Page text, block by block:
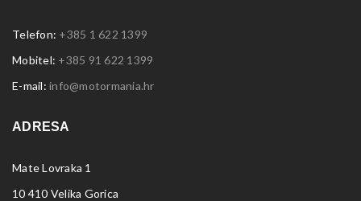
Telefon: +385 1 622 1399
Mobitel: +385 91 622 1399
E-mail: info@motormania.hr
ADRESA
Mate Lovraka 1
10 410 Velika Gorica